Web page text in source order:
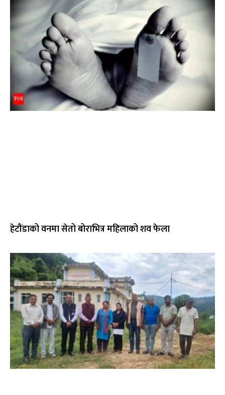
हेटौंडाको वनमा सेतो बोराभित्र महिलाको शव फेला